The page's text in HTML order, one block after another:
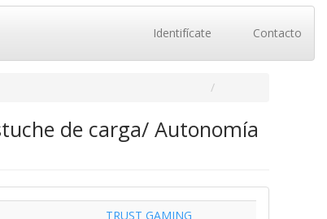
Identifícate Contacto
de carga/ Autonomía
TRUST GAMING